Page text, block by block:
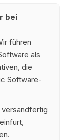
bei
führen
als
die
Software-